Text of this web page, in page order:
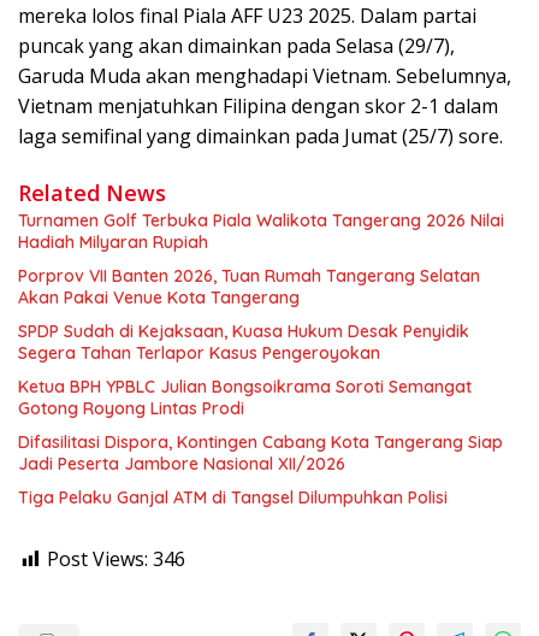
mereka lolos final Piala AFF U23 2025. Dalam partai
puncak yang akan dimainkan pada Selasa (29/7),
Garuda Muda akan menghadapi Vietnam. Sebelumnya,
Vietnam menjatuhkan Filipina dengan skor 2-1 dalam
laga semifinal yang dimainkan pada Jumat (25/7) sore.
Related News
Turnamen Golf Terbuka Piala Walikota Tangerang 2026 Nilai
Hadiah Milyaran Rupiah
Porprov VII Banten 2026, Tuan Rumah Tangerang Selatan
Akan Pakai Venue Kota Tangerang
SPDP Sudah di Kejaksaan, Kuasa Hukum Desak Penyidik
Segera Tahan Terlapor Kasus Pengeroyokan
Ketua BPH YPBLC Julian Bongsoikrama Soroti Semangat
Gotong Royong Lintas Prodi
Difasilitasi Dispora, Kontingen Cabang Kota Tangerang Siap
Jadi Peserta Jambore Nasional XII/2026
Tiga Pelaku Ganjal ATM di Tangsel Dilumpuhkan Polisi
Post Views: 346